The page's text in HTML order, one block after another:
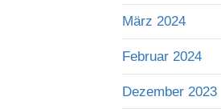
März 2024
Februar 2024
Dezember 2023